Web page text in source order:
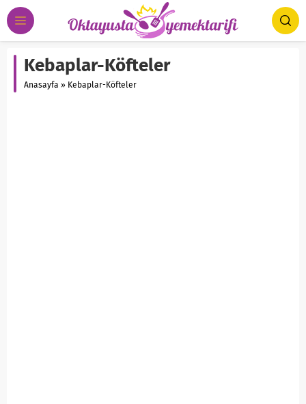
Kebaplar-Köfteler
Anasayfa » Kebaplar-Köfteler